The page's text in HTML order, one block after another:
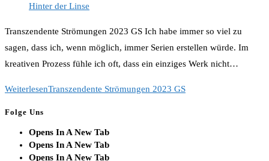
Hinter der Linse
Transzendente Strömungen 2023 GS Ich habe immer so viel zu
sagen, dass ich, wenn möglich, immer Serien erstellen würde. Im
kreativen Prozess fühle ich oft, dass ein einziges Werk nicht…
WeiterlesenTranszendente Strömungen 2023 GS
Folge Uns
Opens In A New Tab
Opens In A New Tab
Opens In A New Tab